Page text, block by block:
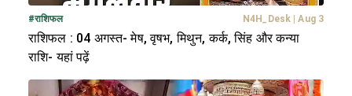
#राशिफल N4H_Desk Aug 3
राशिफल : 04 अगस्त- मेष, वृषभ, मिथुन, कर्क, सिंह और कन्या
राशि- यहां पढ़ें